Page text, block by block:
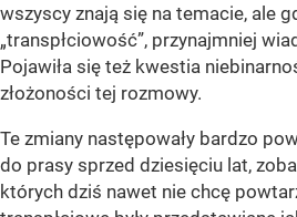
wszyscy znają się na temacie, ale
„transpłciowość”, przynajmniej
Pojawiła się też kwestia
złożoności tej rozmowy.
Te zmiany następowały bardzo
do prasy sprzed dziesięciu lat,
których dziś nawet nie chcę